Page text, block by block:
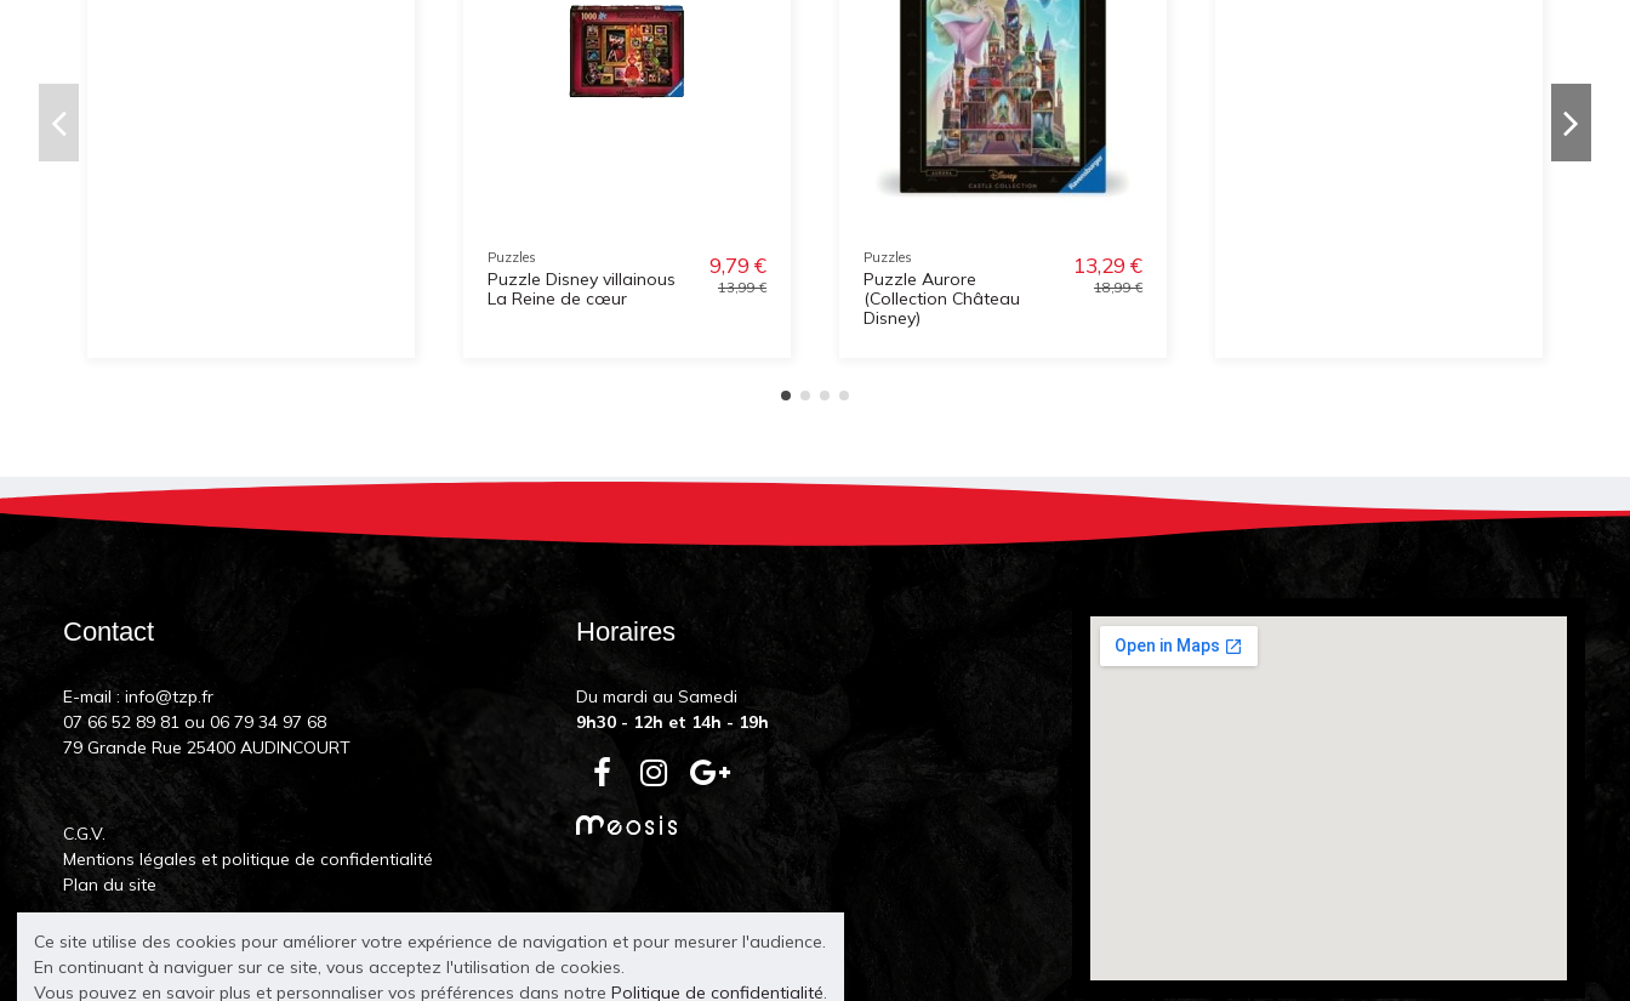
Puzzles
Puzzle Disney villainous
La Reine de cœur
9,79 €
13,99 €
Puzzles
Puzzle Aurore
(Collection Château
Disney)
13,29 €
18,99 €
Contact
E-mail : info@tzp.fr
07 66 52 89 81 ou 06 79 34 97 68
79 Grande Rue 25400 AUDINCOURT
C.G.V.
Mentions légales et politique de confidentialité
Plan du site
Horaires
Du mardi au Samedi
9h30 - 12h et 14h - 19h
Ce site utilise des cookies pour améliorer votre expérience de navigation et pour mesurer l'audience.
En continuant à naviguer sur ce site, vous acceptez l'utilisation de cookies.
Vous pouvez en savoir plus et personnaliser vos préférences dans notre Politique de confidentialité.